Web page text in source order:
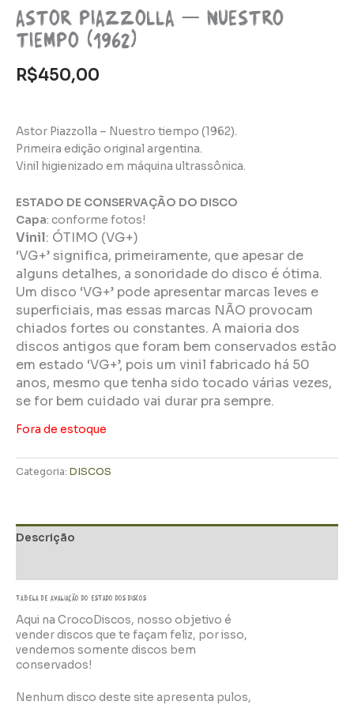
Astor Piazzolla – Nuestro
tiempo (1962)
R$450,00
Astor Piazzolla – Nuestro tiempo (1962).
Primeira edição original argentina.
Vinil higienizado em máquina ultrassônica.
ESTADO DE CONSERVAÇÃO DO DISCO
Capa: conforme fotos!
Vinil: ÓTIMO (VG+)
‘VG+’ significa, primeiramente, que apesar de
alguns detalhes, a sonoridade do disco é ótima.
Um disco ‘VG+’ pode apresentar marcas leves e
superficiais, mas essas marcas NÃO provocam
chiados fortes ou constantes. A maioria dos
discos antigos que foram bem conservados estão
em estado ‘VG+’, pois um vinil fabricado há 50
anos, mesmo que tenha sido tocado várias vezes,
se for bem cuidado vai durar pra sempre.
Fora de estoque
Categoria: DISCOS
Descrição
TABELA DE AVALIAÇÃo do estado dos discos
Aqui na CrocoDiscos, nosso objetivo é
vender discos que te façam feliz, por isso,
vendemos somente discos bem
conservados!
Nenhum disco deste site apresenta pulos,